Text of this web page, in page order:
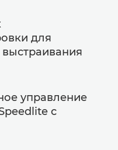
для
выстраивания
управление
с